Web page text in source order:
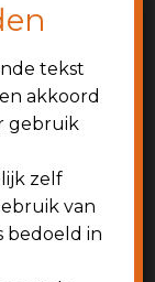
tekst
akkoord
gebruik
zelf
van
bedoeld in